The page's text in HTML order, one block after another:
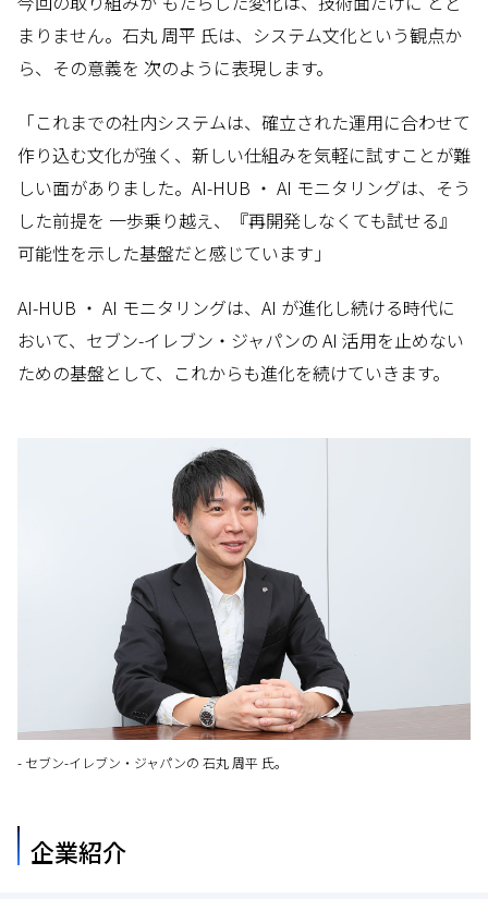
まりません。石丸 周平 氏は、システム文化という観点か
ら、その意義を 次のように表現します。
「これまでの社内システムは、確立された運用に合わせて
作り込む文化が強く、新しい仕組みを気軽に試すことが難
しい面がありました。AI-HUB ・ AI モニタリングは、そう
した前提を 一歩乗り越え、『再開発しなくても試せる』
可能性を示した基盤だと感じています」
AI-HUB ・ AI モニタリングは、AI が進化し続ける時代に
おいて、セブン-イレブン・ジャパンの AI 活用を止めない
ための基盤として、これからも進化を続けていきます。
- セブン-イレブン・ジャパンの 石丸 周平 氏。
企業紹介